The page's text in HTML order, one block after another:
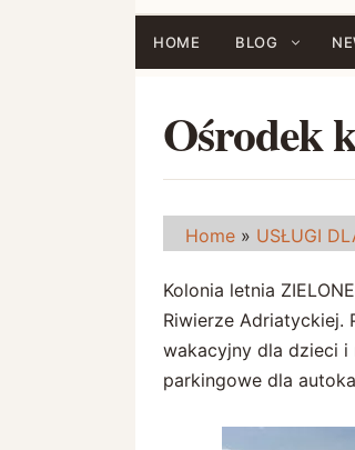
HOME BLOG
Ośrodek
Home » USŁUGI
Kolonia letnia
Riwierze
wakacyjny dla dzieci i
parkingowe dla